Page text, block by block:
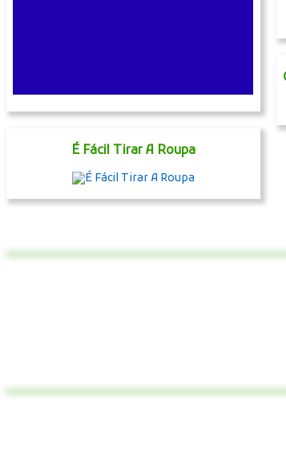
É Fácil Tirar A Roupa